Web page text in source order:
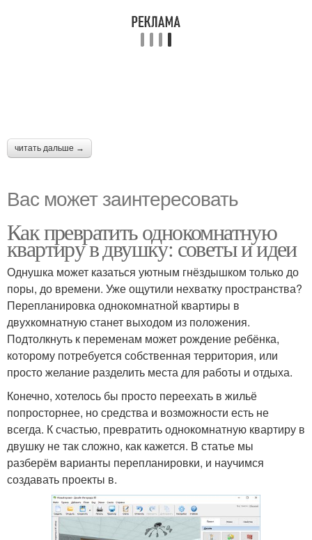
читать дальше →
Вас может заинтересовать
Как превратить однокомнатную
квартиру в двушку: советы и идеи
Однушка может казаться уютным гнёздышком только до
поры, до времени. Уже ощутили нехватку пространства?
Перепланировка однокомнатной квартиры в
двухкомнатную станет выходом из положения.
Подтолкнуть к переменам может рождение ребёнка,
которому потребуется собственная территория, или
просто желание разделить места для работы и отдыха.
Конечно, хотелось бы просто переехать в жильё
попросторнее, но средства и возможности есть не
всегда. К счастью, превратить однокомнатную квартиру в
двушку не так сложно, как кажется. В статье мы
разберём варианты перепланировки, и научимся
создавать проекты в.